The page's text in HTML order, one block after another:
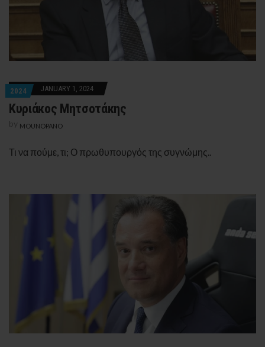
2024 JANUARY 1, 2024
Κυριάκος Μητσοτάκης
MOUNOPANO
Τι να πούμε, τι; Ο πρωθυπουργός της συγνώμης..